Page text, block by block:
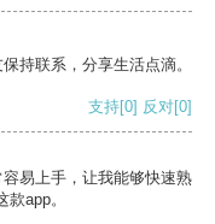
持联系，分享生活点滴。
支持[0] 反对[0]
易上手，让我能够快速熟
app。